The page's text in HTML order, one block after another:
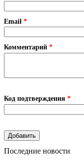
Email *
Комментарий *
Код подтверждения *
Последние новости